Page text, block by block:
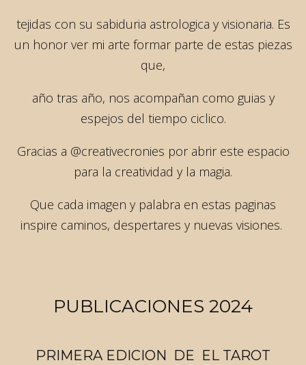
tejidas con su sabiduria astrologica y visionaria. Es
un honor ver mi arte formar parte de estas piezas
que,
año tras año, nos acompañan como guias y
espejos del tiempo ciclico.
Gracias a @creativecronies por abrir este espacio
para la creatividad y la magia.
Que cada imagen y palabra en estas paginas
inspire caminos, despertares y nuevas visiones.
PUBLICACIONES 2024
PRIMERA EDICION DE EL TAROT